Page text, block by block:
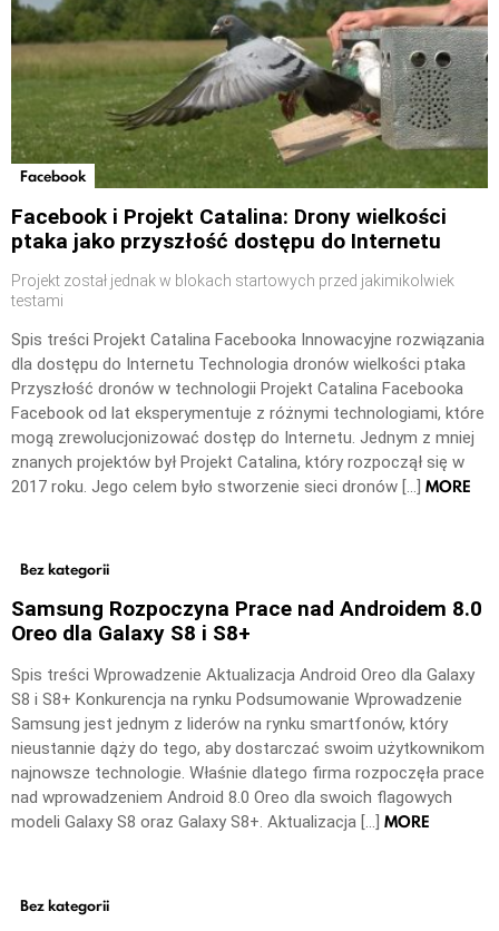
Facebook
Facebook i Projekt Catalina: Drony wielkości
ptaka jako przyszłość dostępu do Internetu
Projekt został jednak w blokach startowych przed jakimikolwiek
testami
Spis treści Projekt Catalina Facebooka Innowacyjne rozwiązania
dla dostępu do Internetu Technologia dronów wielkości ptaka
Przyszłość dronów w technologii Projekt Catalina Facebooka
Facebook od lat eksperymentuje z różnymi technologiami, które
mogą zrewolucjonizować dostęp do Internetu. Jednym z mniej
znanych projektów był Projekt Catalina, który rozpoczął się w
2017 roku. Jego celem było stworzenie sieci dronów […] MORE
Bez kategorii
Samsung Rozpoczyna Prace nad Androidem 8.0
Oreo dla Galaxy S8 i S8+
Spis treści Wprowadzenie Aktualizacja Android Oreo dla Galaxy
S8 i S8+ Konkurencja na rynku Podsumowanie Wprowadzenie
Samsung jest jednym z liderów na rynku smartfonów, który
nieustannie dąży do tego, aby dostarczać swoim użytkownikom
najnowsze technologie. Właśnie dlatego firma rozpoczęła prace
nad wprowadzeniem Android 8.0 Oreo dla swoich flagowych
modeli Galaxy S8 oraz Galaxy S8+. Aktualizacja […] MORE
Bez kategorii